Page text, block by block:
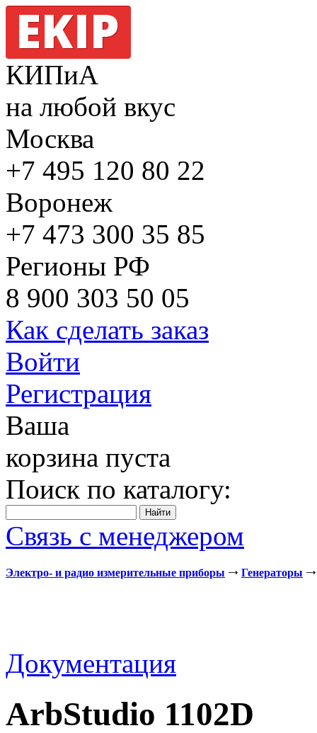
КИПиА
на любой вкус
Москва
+7 495 120 80 22
Воронеж
+7 473 300 35 85
Регионы РФ
8 900 303 50 05
Как сделать заказ
Войти
Регистрация
Ваша
корзина пуста
Поиск по каталогу:
Связь с менеджером
Электро- и радио измерительные приборы Генераторы
Документация
ArbStudio 1102D